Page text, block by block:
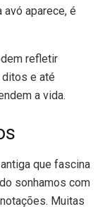
avó aparece, é
refletir
e até
a vida.
que fascina
sonhamos com
Muitas